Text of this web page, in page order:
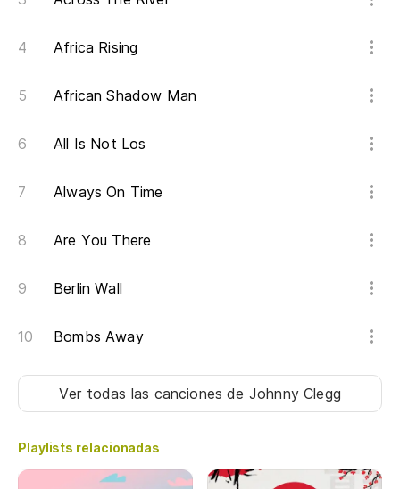
Africa Rising
African Shadow Man
All Is Not Los
Always On Time
Are You There
Berlin Wall
Bombs Away
Ver todas las cancionesde Johnny Clegg
Playlists relacionadas